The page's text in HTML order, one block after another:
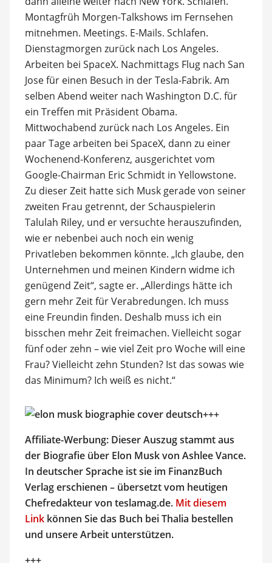
Montagfrüh Morgen-Talkshows im Fernsehen
mitnehmen. Meetings. E-Mails. Schlafen.
Dienstagmorgen zurück nach Los Angeles.
Arbeiten bei SpaceX. Nachmittags Flug nach San
Jose für einen Besuch in der Tesla-Fabrik. Am
selben Abend weiter nach Washington D.C. für
ein Treffen mit Präsident Obama.
Mittwochabend zurück nach Los Angeles. Ein
paar Tage arbeiten bei SpaceX, dann zu einer
Wochenend-Konferenz, ausgerichtet vom
Google-Chairman Eric Schmidt in Yellowstone.
Zu dieser Zeit hatte sich Musk gerade von seiner
zweiten Frau getrennt, der Schauspielerin
Talulah Riley, und er versuchte herauszufinden,
wie er nebenbei auch noch ein wenig
Privatleben bekommen könnte. „Ich glaube, den
Unternehmen und meinen Kindern widme ich
genügend Zeit“, sagte er. „Allerdings hätte ich
gern mehr Zeit für Verabredungen. Ich muss
eine Freundin finden. Deshalb muss ich ein
bisschen mehr Zeit freimachen. Vielleicht sogar
fünf oder zehn – wie viel Zeit pro Woche will eine
Frau? Vielleicht zehn Stunden? Ist das sowas wie
das Minimum? Ich weiß es nicht.“
+++
Affiliate-Werbung: Dieser Auszug stammt aus
der Biografie über Elon Musk von Ashlee Vance.
In deutscher Sprache ist sie im FinanzBuch
Verlag erschienen – übersetzt vom heutigen
Chefredakteur von teslamag.de. Mit diesem
Linkkönnen Sie das Buch bei Thalia bestellen
und unsere Arbeit unterstützen.
+++